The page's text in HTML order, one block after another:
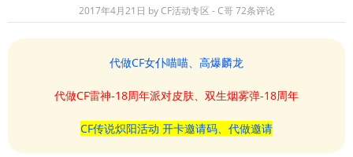
2017年4月21日 byCF活动专区 - C哥 72条评论
代做CF女仆喵喵、高爆麟龙
代做CF雷神-18周年派对皮肤、双生烟雾弹-18周年
CF传说炽阳活动 开卡邀请码、代做邀请